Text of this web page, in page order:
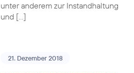
unter anderem zur Instandhaltung
und […]
21. Dezember 2018